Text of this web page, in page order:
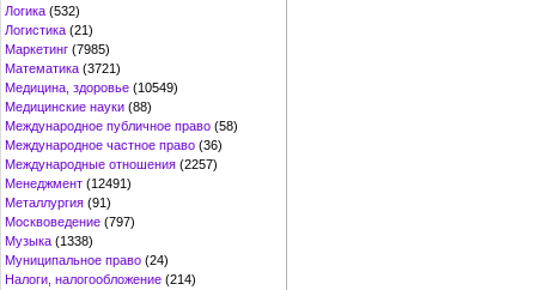
Логика (532)
Логистика (21)
Маркетинг (7985)
Математика (3721)
Медицина, здоровье (10549)
Медицинские науки (88)
Международное публичное право (58)
Международное частное право (36)
Международные отношения (2257)
Менеджмент (12491)
Металлургия (91)
Москвоведение (797)
Музыка (1338)
Муниципальное право (24)
Налоги, налогообложение (214)